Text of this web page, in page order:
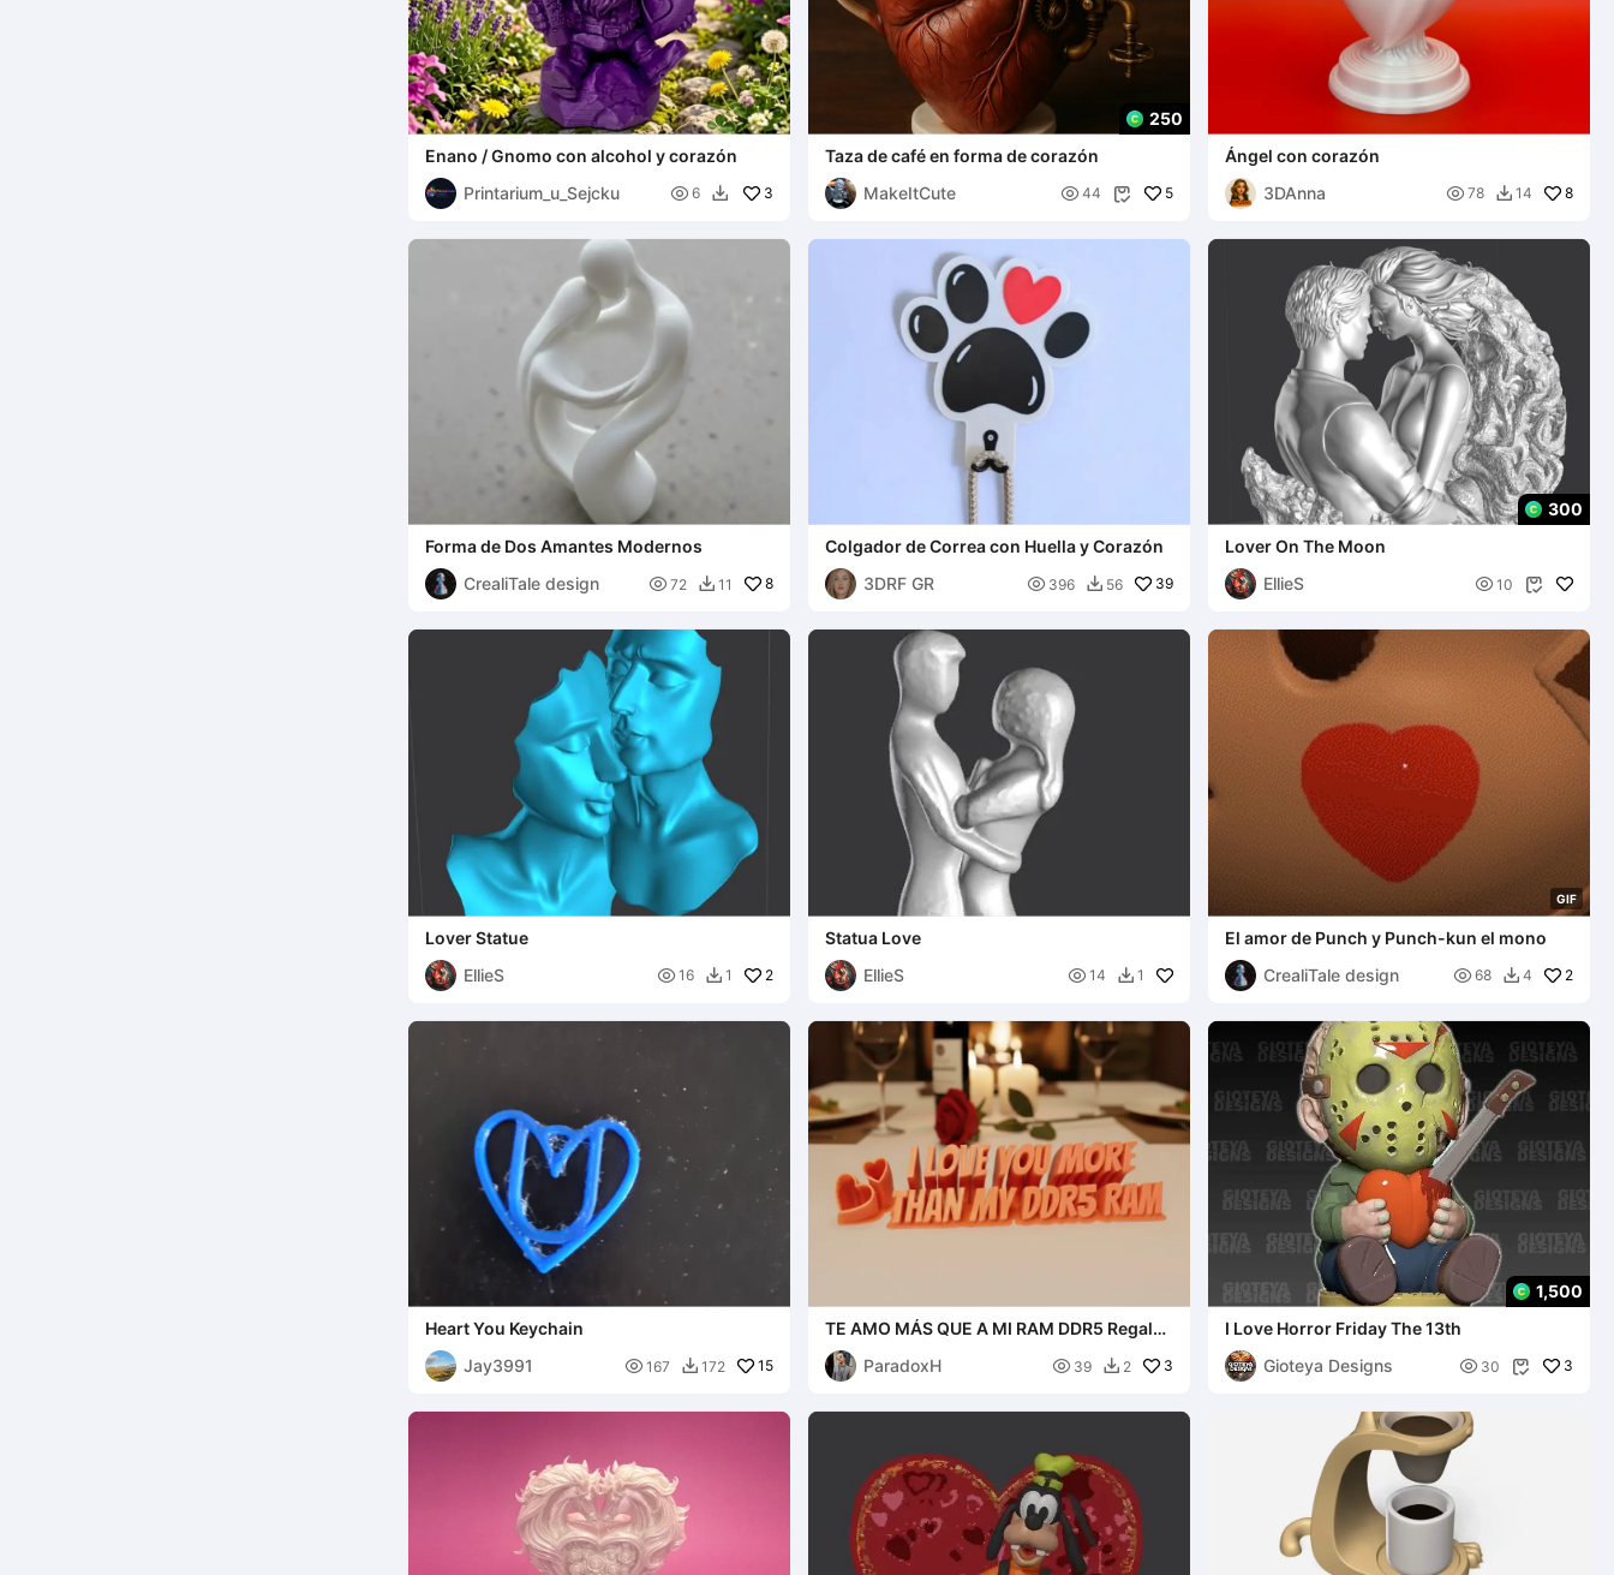
Enano / Gnomo con alcohol y corazón
Printarium_u_Sejcku
 6  3
250
Taza de café en forma de corazón
MakeItCute
 44  5
Ángel con corazón
3DAnna
 78  14 8
Forma de Dos Amantes Modernos
CrealiTale design
 72  11 8
Colgador de Correa con Huella y Corazón
3DRF GR
 396  56 39
300
Lover On The Moon
EllieS
 10 
Lover Statue
EllieS
 16  1 2
Statua Love
EllieS
 14  1
GIF
El amor de Punch y Punch-kun el mono
CrealiTale design
 68  4 2
Heart You Keychain
Jay3991
 167  172 15
TE AMO MÁS QUE A MI RAM DDR5 Regalo
de San Valentín
ParadoxH
 39  2 3
1,500
I Love Horror Friday The 13th
Gioteya Designs
 30  3